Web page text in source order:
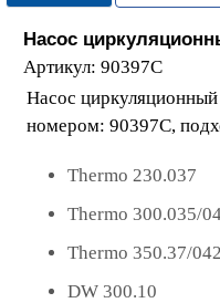
Насос
Артикул: 90397C
Насос
номером: 90397C,
Thermo 230.037
Thermo 300.035/
Thermo 350.37/042
DW 300.10